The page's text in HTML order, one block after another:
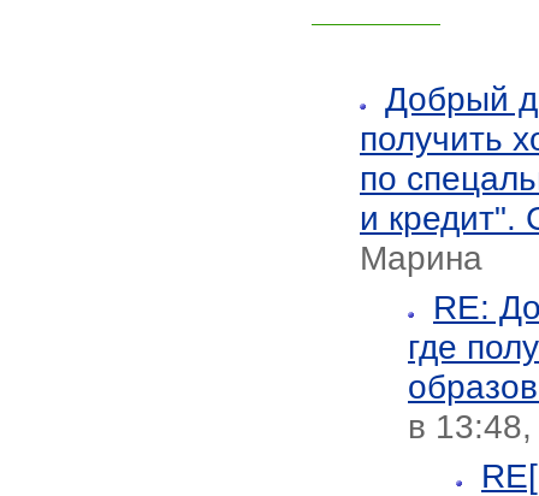
Добрый
получить
по
и кредит".
Марина
RE:
где
в